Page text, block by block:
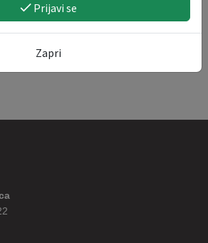
Prijavi se
Zapri